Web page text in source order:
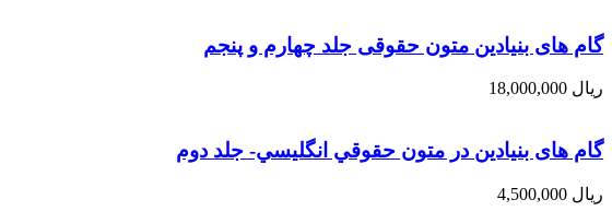
گام های بنیادین متون حقوقی جلد چهارم و پنجم
ریال
گام های بنیادین در متون حقوقي انگليسي- جلد دوم
ریال